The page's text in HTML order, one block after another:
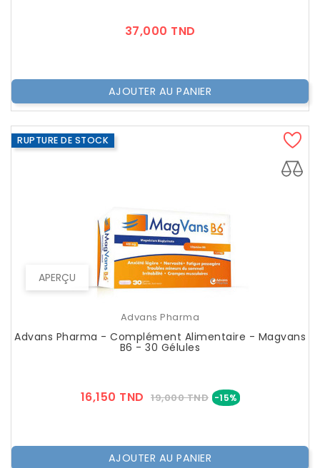
37,000 TND
AJOUTER AU PANIER
APERÇU
RUPTURE DE STOCK
Advans Pharma
Advans Pharma - Complément Alimentaire - Magvans
B6 - 30 Gélules
16,150 TND Prix
19,000 TND -15% Prix
AJOUTER AU PANIER